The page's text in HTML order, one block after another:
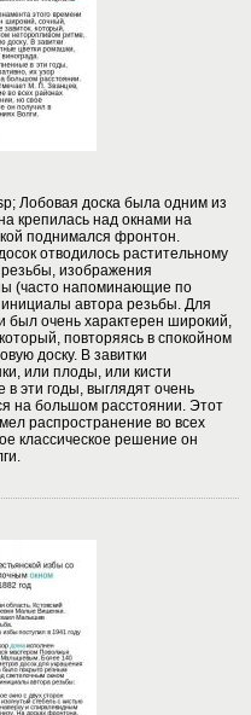
Лобовая доска была одним из
крепилась над окнами на
поднимался фронтон.
отводилось растительному
изображения
(часто напоминающие по
автора резьбы. Для
был очень характерен широкий,
повторяясь в спокойном
доску. В завитки
или плоды, или кисти
эти годы, выглядят очень
на большом расстоянии. Этот
распространение во всех
классическое решение он